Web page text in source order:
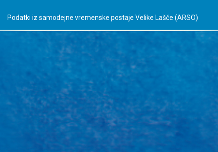
Podatki iz samodejne vremenske postaje Velike Lašče (ARSO)